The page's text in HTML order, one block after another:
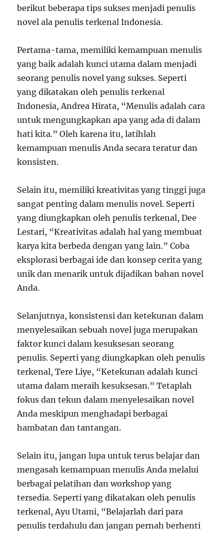
berikut beberapa tips sukses menjadi penulis
novel ala penulis terkenal Indonesia.
Pertama-tama, memiliki kemampuan menulis
yang baik adalah kunci utama dalam menjadi
seorang penulis novel yang sukses. Seperti
yang dikatakan oleh penulis terkenal
Indonesia, Andrea Hirata, “Menulis adalah cara
untuk mengungkapkan apa yang ada di dalam
hati kita.” Oleh karena itu, latihlah
kemampuan menulis Anda secara teratur dan
konsisten.
Selain itu, memiliki kreativitas yang tinggi juga
sangat penting dalam menulis novel. Seperti
yang diungkapkan oleh penulis terkenal, Dee
Lestari, “Kreativitas adalah hal yang membuat
karya kita berbeda dengan yang lain.” Coba
eksplorasi berbagai ide dan konsep cerita yang
unik dan menarik untuk dijadikan bahan novel
Anda.
Selanjutnya, konsistensi dan ketekunan dalam
menyelesaikan sebuah novel juga merupakan
faktor kunci dalam kesuksesan seorang
penulis. Seperti yang diungkapkan oleh penulis
terkenal, Tere Liye, “Ketekunan adalah kunci
utama dalam meraih kesuksesan.” Tetaplah
fokus dan tekun dalam menyelesaikan novel
Anda meskipun menghadapi berbagai
hambatan dan tantangan.
Selain itu, jangan lupa untuk terus belajar dan
mengasah kemampuan menulis Anda melalui
berbagai pelatihan dan workshop yang
tersedia. Seperti yang dikatakan oleh penulis
terkenal, Ayu Utami, “Belajarlah dari para
penulis terdahulu dan jangan pernah berhenti